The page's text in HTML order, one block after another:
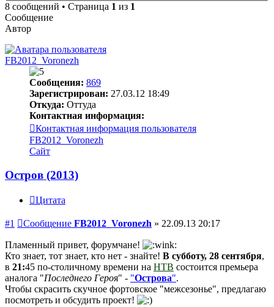
8 сообщений • Страница 1 из 1
Сообщение
Автор
FB2012_Voronezh
Сообщения: 869
Зарегистрирован: 27.03.12 18:49
Откуда: Оттуда
Контактная информация:
Контактная информация пользователя
FB2012_Voronezh
Сайт
Остров (2013)
Цитата
#1 Сообщение FB2012_Voronezh » 22.09.13 20:17
Пламенный привет, форумчане!
Кто знает, тот знает, кто нет - знайте! В субботу, 28 сентября,
в 21:45 по-столичному времени на НТВ состоится премьера
аналога "Последнего Героя" - "Острова".
Чтобы скрасить скучное фортовское "межсезонье", предлагаю
посмотреть и обсудить проект!